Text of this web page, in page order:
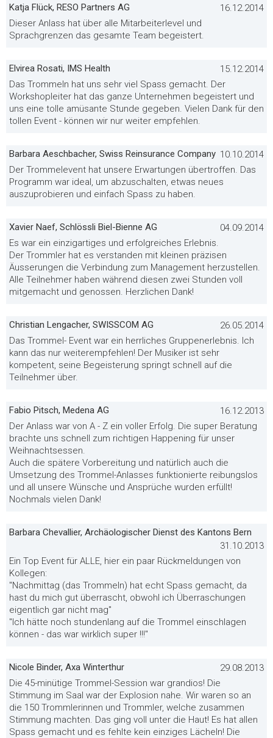
Katja Flück, RESO Partners AG
16.12.2014
Dieser Anlass hat über alle Mitarbeiterlevel und
Sprachgrenzen das gesamte Team begeistert.
Elvirea Rosati, IMS Health
15.12.2014
Das Trommeln hat uns sehr viel Spass gemacht. Der
Workshopleiter hat das ganze Unternehmen begeistert und
uns eine tolle amüsante Stunde gegeben. Vielen Dank für den
tollen Event - können wir nur weiter empfehlen.
Barbara Aeschbacher, Swiss Reinsurance Company 10.10.2014
Der Trommelevent hat unsere Erwartungen übertroffen. Das
Programm war ideal, um abzuschalten, etwas neues
auszuprobieren und einfach Spass zu haben.
Xavier Naef, Schlössli Biel-Bienne AG
04.09.2014
Es war ein einzigartiges und erfolgreiches Erlebnis.
Der Trommler hat es verstanden mit kleinen präzisen
Äusserungen die Verbindung zum Management herzustellen.
Alle Teilnehmer haben während diesen zwei Stunden voll
mitgemacht und genossen. Herzlichen Dank!
Christian Lengacher, SWISSCOM AG
26.05.2014
Das Trommel- Event war ein herrliches Gruppenerlebnis. Ich
kann das nur weiterempfehlen! Der Musiker ist sehr
kompetent, seine Begeisterung springt schnell auf die
Teilnehmer über.
Fabio Pitsch, Medena AG
16.12.2013
Der Anlass war von A - Z ein voller Erfolg. Die super Beratung
brachte uns schnell zum richtigen Happening für unser
Weihnachtsessen.
Auch die spätere Vorbereitung und natürlich auch die
Umsetzung des Trommel-Anlasses funktionierte reibungslos
und all unsere Wünsche und Ansprüche wurden erfüllt!
Nochmals vielen Dank!
Barbara Chevallier, Archäologischer Dienst des Kantons Bern
31.10.2013
Ein Top Event für ALLE, hier ein paar Rückmeldungen von
Kollegen:
"Nachmittag (das Trommeln) hat echt Spass gemacht, da
hast du mich gut überrascht, obwohl ich Überraschungen
eigentlich gar nicht mag"
"Ich hätte noch stundenlang auf die Trommel einschlagen
können - das war wirklich super !!!"
Nicole Binder, Axa Winterthur
29.08.2013
Die 45-minütige Trommel-Session war grandios! Die
Stimmung im Saal war der Explosion nahe. Wir waren so an
die 150 Trommlerinnen und Trommler, welche zusammen
Stimmung machten. Das ging voll unter die Haut! Es hat allen
Spass gemacht und es fehlte kein einziges Lächeln! Die